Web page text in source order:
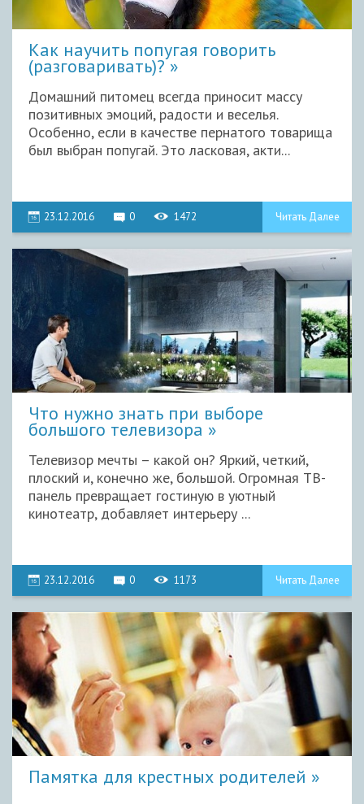
Как научить попугая говорить
(разговаривать)?
Домашний питомец всегда приносит массу
позитивных эмоций, радости и веселья.
Особенно, если в качестве пернатого товарища
был выбран попугай. Это ласковая, акти...
23.12.2016 0 1472 Читать Далее
Что нужно знать при выборе
большого телевизора
Телевизор мечты – какой он? Яркий, четкий,
плоский и, конечно же, большой. Огромная ТВ-
панель превращает гостиную в уютный
кинотеатр, добавляет интерьеру ...
23.12.2016 0 1173 Читать Далее
Памятка для крестных родителей